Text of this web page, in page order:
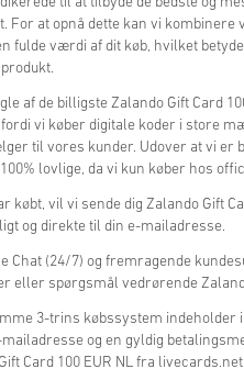
For at opnå dette kan vi
fulde værdi af dit køb, hvilket
af de billigste Zalando Gift Card
vi køber digitale koder i store
til vores kunder. Udover at vi er
lovlige, da vi kun køber hos
købt, vil vi sende dig Zalando Gift
og direkte til din e-mailadresse.
Chat (24/7) og fremragende
eller spørgsmål vedrørende
3-trins købssystem
og en gyldig
Card 100 EUR NL fra